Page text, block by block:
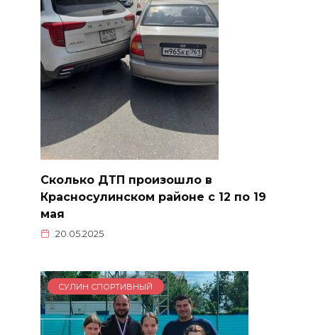
Сколько ДТП произошло в
Красносулинском районе с 12 по 19
мая
20.05.2025
СУЛИН СПОРТИВНЫЙ